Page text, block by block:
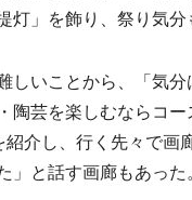
」を飾り、祭り気分
いことから、「気
陶芸を楽しむならコ
介し、行く先々で画
」と話す画廊もあった。